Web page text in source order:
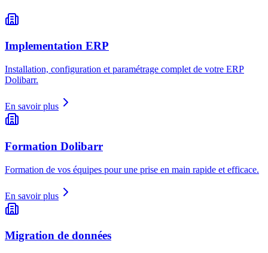
Implementation ERP
Installation, configuration et paramétrage complet de votre ERP
Dolibarr.
En savoir plus
Formation Dolibarr
Formation de vos équipes pour une prise en main rapide et efficace.
En savoir plus
Migration de données